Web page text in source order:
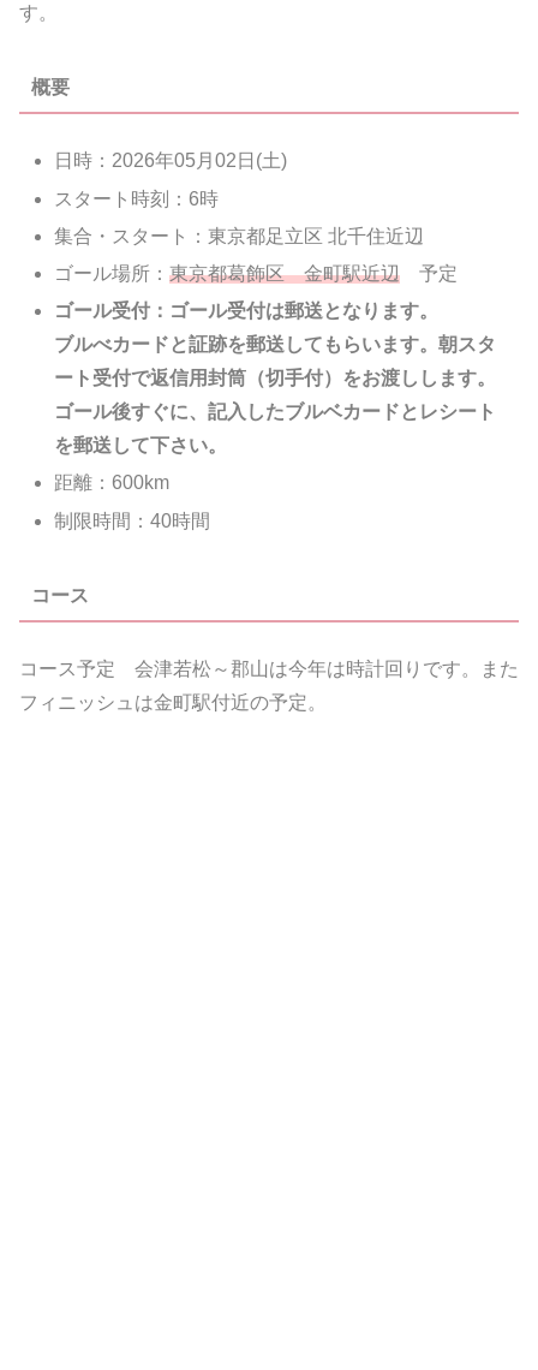
す。
概要
日時：2026年05月02日(土)
スタート時刻：6時
集合・スタート：東京都足立区 北千住近辺
ゴール場所：東京都葛飾区 金町駅近辺 予定
ゴール受付：ゴール受付は郵送となります。
ブルべカードと証跡を郵送してもらいます。朝スタ
ート受付で返信用封筒（切手付）をお渡しします。
ゴール後すぐに、記入したブルベカードとレシート
を郵送して下さい。
距離：600km
制限時間：40時間
コース
コース予定 会津若松～郡山は今年は時計回りです。また
フィニッシュは金町駅付近の予定。